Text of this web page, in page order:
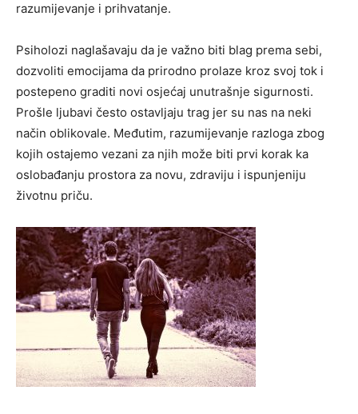
razumijevanje i prihvatanje.
Psiholozi naglašavaju da je važno biti blag prema sebi,
dozvoliti emocijama da prirodno prolaze kroz svoj tok i
postepeno graditi novi osjećaj unutrašnje sigurnosti.
Prošle ljubavi često ostavljaju trag jer su nas na neki
način oblikovale. Međutim, razumijevanje razloga zbog
kojih ostajemo vezani za njih može biti prvi korak ka
oslobađanju prostora za novu, zdraviju i ispunjeniju
životnu priču.